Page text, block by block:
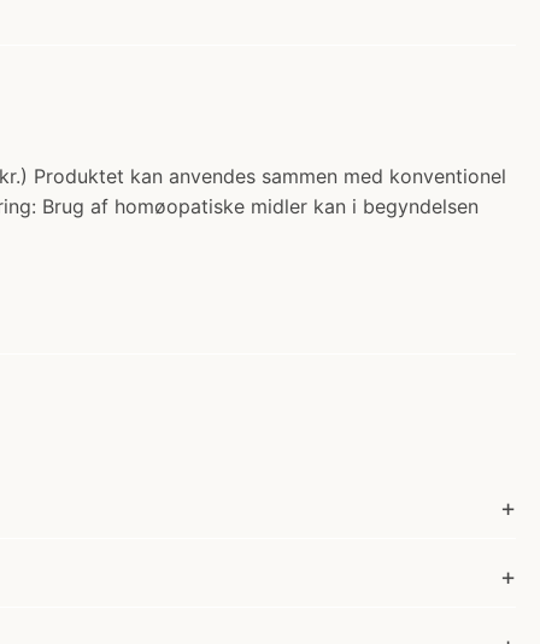
Produktet kan anvendes sammen med konventionel
Brug af homøopatiske midler kan i begyndelsen